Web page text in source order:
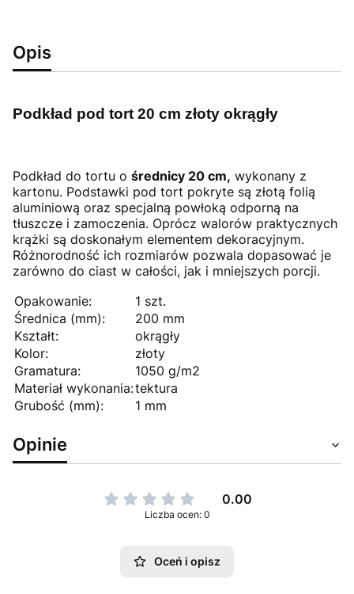
Opis
Podkład pod tort 20 cm złoty okrągły
Podkład do tortu o średnicy 20 cm, wykonany z
kartonu. Podstawki pod tort pokryte są złotą folią
aluminiową oraz specjalną powłoką odporną na
tłuszcze i zamoczenia. Oprócz walorów praktycznych
krążki są doskonałym elementem dekoracyjnym.
Różnorodność ich rozmiarów pozwala dopasować je
zarówno do ciast w całości, jak i mniejszych porcji.
Opakowanie:
1 szt.
Średnica (mm):
200 mm
Kształt:
okrągły
Kolor:
złoty
Gramatura:
1050 g/m2
Materiał wykonania:tektura
Grubość (mm):
1 mm
Opinie
0.00
Liczba ocen: 0
Oceń i opisz